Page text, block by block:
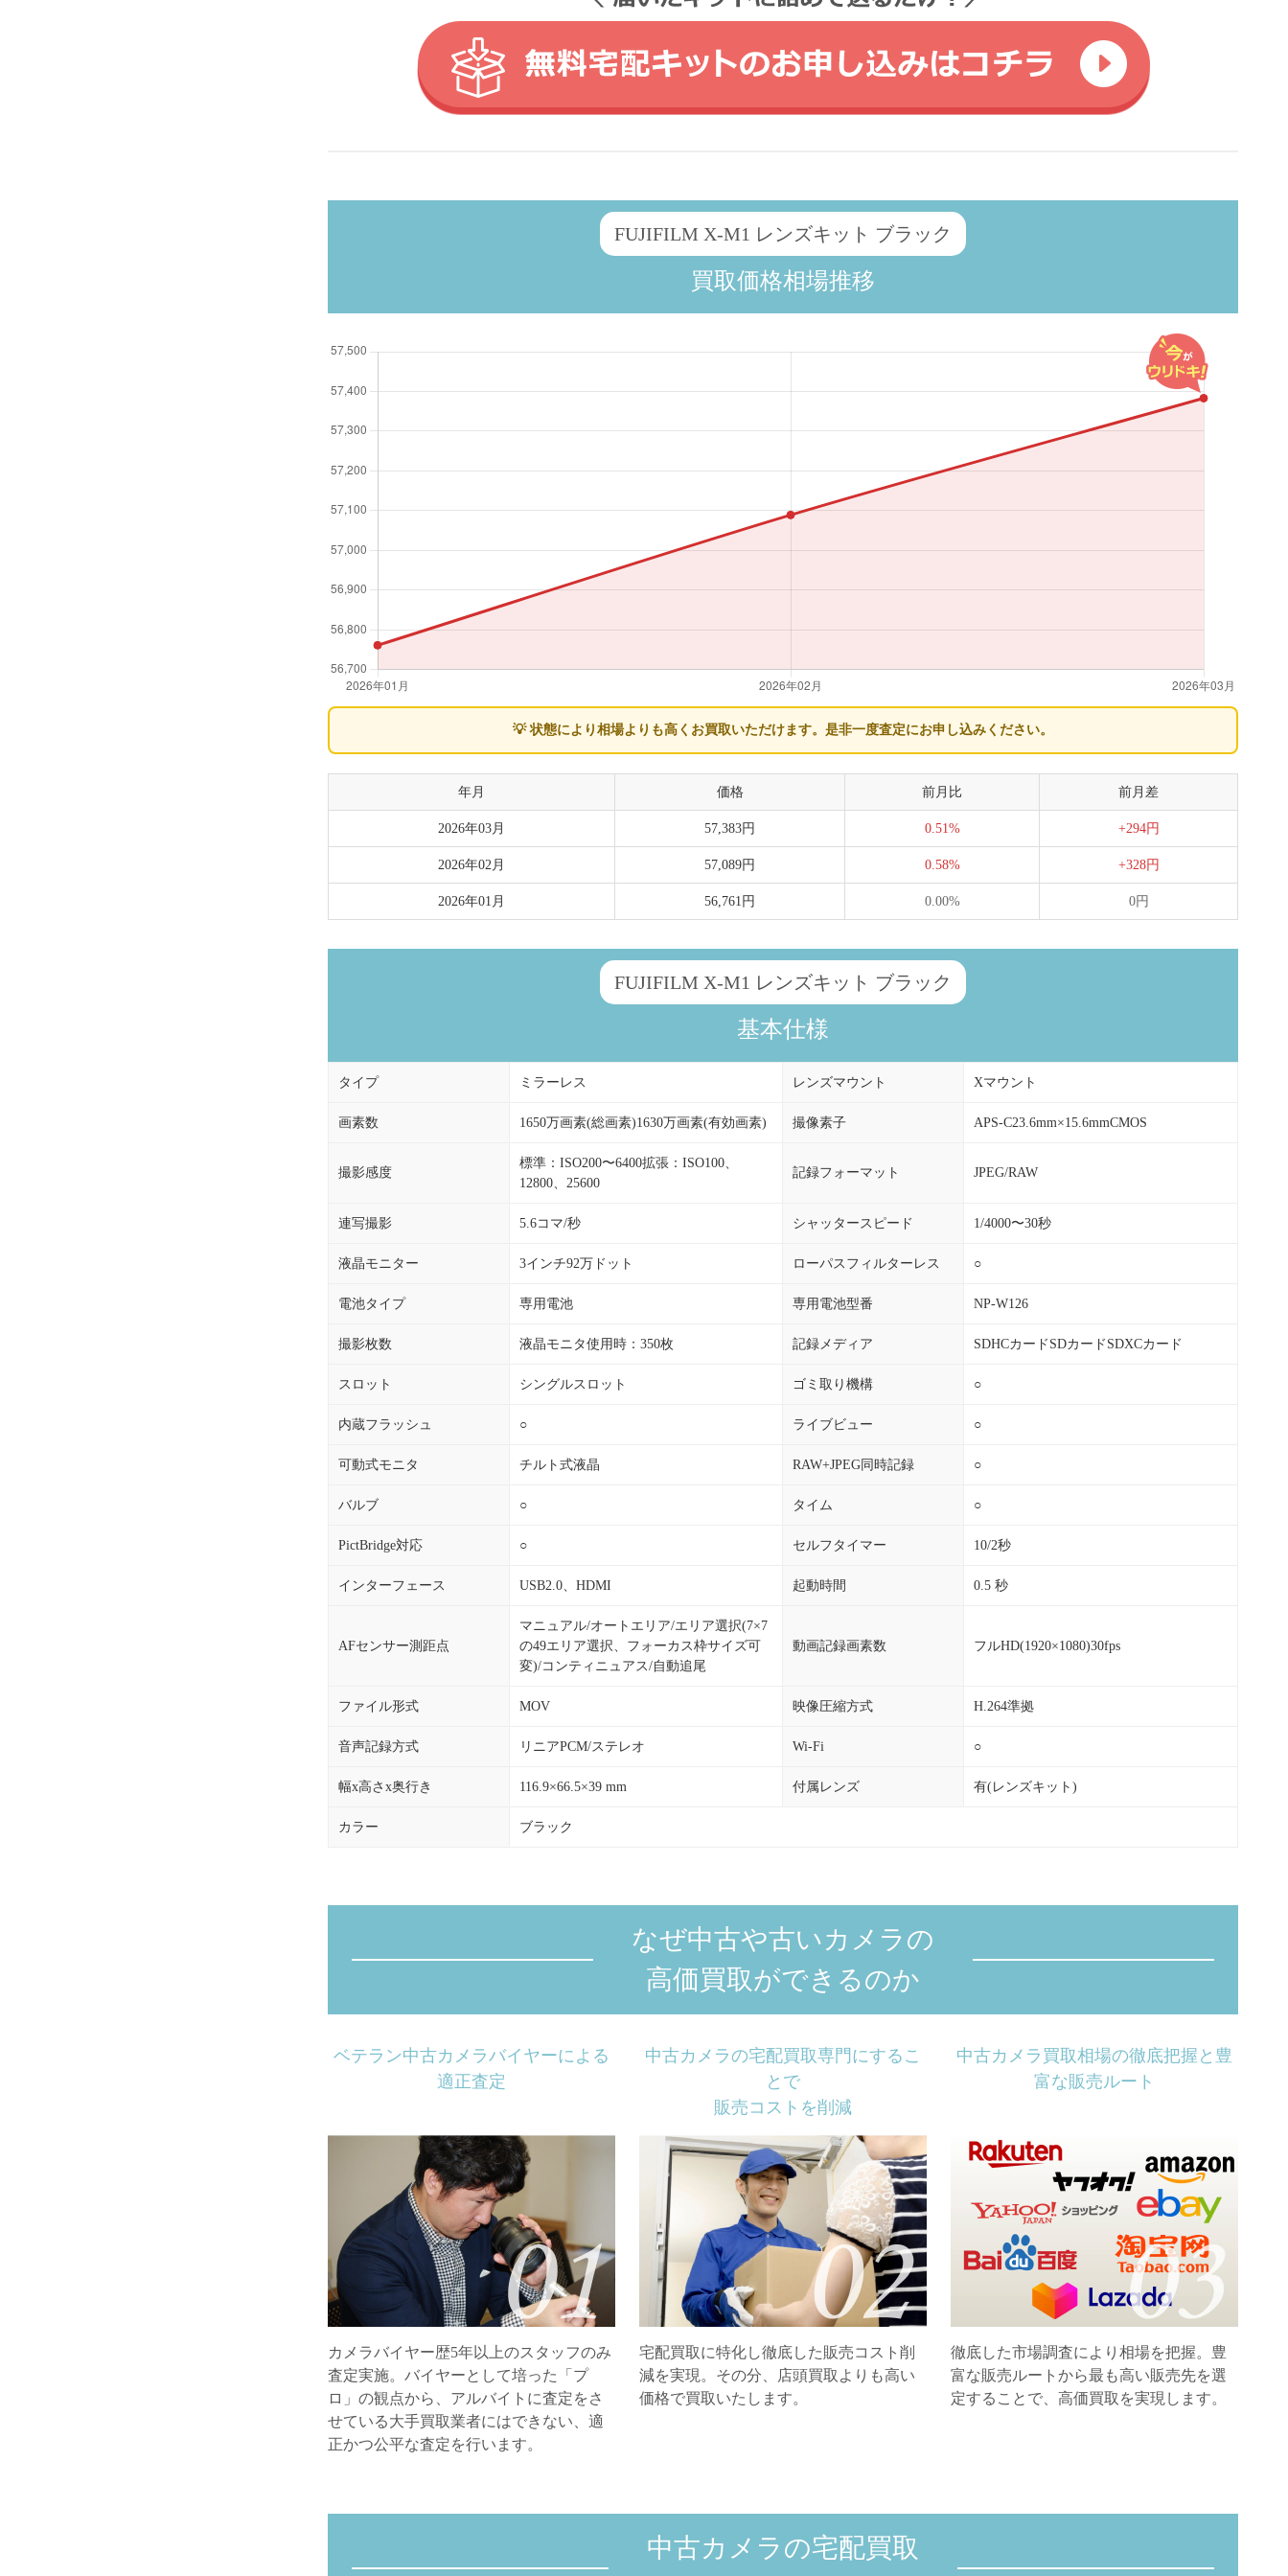
FUJIFILM X-M1 レンズキット ブラック
買取価格相場推移
💡 状態により相場よりも高くお買取いただけます。 是非一度査定にお申し込みください。
年月 価格 前月比 前月差
2026年03月 57,383円 0.51% +294円
2026年02月 57,089円 0.58% +328円
2026年01月 56,761円 0.00% 0円
FUJIFILM X-M1 レンズキット ブラック
基本仕様
タイプ ミラーレス レンズマウント Xマウント
画素数 1650万画素(総画素)1630万画素(有効画素) 撮像素子 APS-C23.6mm×15.6mmCMOS
撮影感度
標準：ISO200〜6400拡張：ISO100、
12800、25600
記録フォーマット JPEG/RAW
連写撮影 5.6コマ/秒 シャッタースピード 1/4000〜30秒
液晶モニター 3インチ92万ドット ローパスフィルターレス ○
電池タイプ 専用電池 専用電池型番 NP-W126
撮影枚数 液晶モニタ使用時：350枚 記録メディア SDHCカードSDカードSDXCカード
スロット シングルスロット ゴミ取り機構 ○
内蔵フラッシュ ○ ライブビュー ○
可動式モニタ チルト式液晶 RAW+JPEG同時記録 ○
バルブ ○ タイム ○
PictBridge対応 ○ セルフタイマー 10/2秒
インターフェース USB2.0、HDMI 起動時間 0.5 秒
AFセンサー測距点
マニュアル/オートエリア/エリア選択(7×7
の49エリア選択、フォーカス枠サイズ可
変)/コンティニュアス/自動追尾
動画記録画素数 フルHD(1920×1080)30fps
ファイル形式 MOV 映像圧縮方式 H.264準拠
音声記録方式 リニアPCM/ステレオ Wi-Fi ○
幅x高さx奥行き 116.9×66.5×39 mm 付属レンズ 有(レンズキット)
カラー ブラック
なぜ中古や古いカメラの
高価買取ができるのか
ベテラン中古カメラバイヤーによる
適正査定
カメラバイヤー歴5年以上のスタッフのみ
査定実施。バイヤーとして培った「プ
ロ」の観点から、アルバイトに査定をさ
せている大手買取業者にはできない、適
正かつ公平な査定を行います。
中古カメラの宅配買取専門にするこ
とで
販売コストを削減
宅配買取に特化し徹底した販売コスト削
減を実現。その分、店頭買取よりも高い
価格で買取いたします。
中古カメラ買取相場の徹底把握と豊
富な販売ルート
徹底した市場調査により相場を把握。豊
富な販売ルートから最も高い販売先を選
定することで、高価買取を実現します。
中古カメラの宅配買取